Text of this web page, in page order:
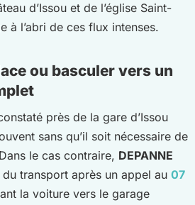
d’Issou et de l’église Saint-
à l’abri de ces flux intenses.
ou basculer vers un
près de la gare d’Issou
sans qu’il soit nécessaire de
le cas contraire, DEPANNE
du transport après un appel au 07
la voiture vers le garage